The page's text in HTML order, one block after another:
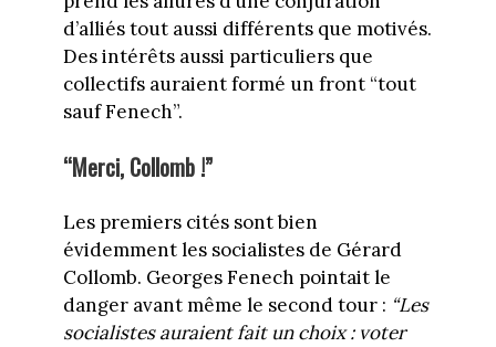
d’alliés tout aussi différents que motivés.
Des intérêts aussi particuliers que
collectifs auraient formé un front “tout
sauf Fenech”.
“Merci, Collomb !”
Les premiers cités sont bien
évidemment les socialistes de Gérard
Collomb. Georges Fenech pointait le
danger avant même le second tour : “Les
socialistes auraient fait un choix : voter